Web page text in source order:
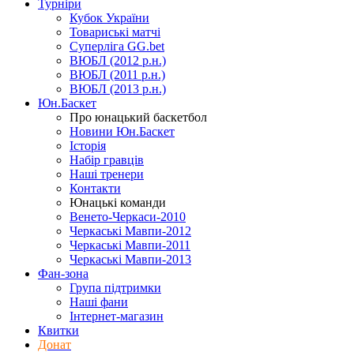
Турніри
Кубок України
Товариські матчі
Суперліга GG.bet
ВЮБЛ (2012 р.н.)
ВЮБЛ (2011 р.н.)
ВЮБЛ (2013 р.н.)
Юн.Баскет
Про юнацький баскетбол
Новини Юн.Баскет
Історія
Набір гравців
Наші тренери
Контакти
Юнацькі команди
Венето-Черкаси-2010
Черкаські Мавпи-2012
Черкаські Мавпи-2011
Черкаські Мавпи-2013
Фан-зона
Група підтримки
Наші фани
Інтернет-магазин
Квитки
Донат